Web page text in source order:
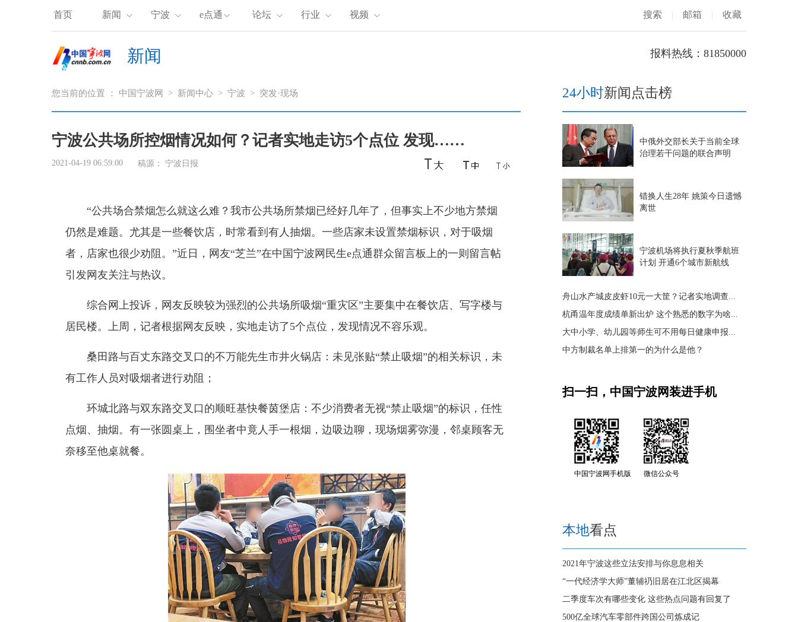
首页 新闻 宁波 e点通 论坛 行业 视频 搜索 | 邮箱 | 收藏
新闻 报料热线：81850000
您当前的位置 ： 中国宁波网 > 新闻中心 > 宁波 > 突发·现场
宁波公共场所控烟情况如何？记者实地走访5个点位 发现……
2021-04-19 06:59:00 稿源： 宁波日报
“公共场合禁烟怎么就这么难？我市公共场所禁烟已经好几年了，但事实上不少地方禁烟
仍然是难题。尤其是一些餐饮店，时常看到有人抽烟。一些店家未设置禁烟标识，对于吸烟
者，店家也很少劝阻。”近日，网友“芝兰”在中国宁波网民生e点通群众留言板上的一则留言帖
引发网友关注与热议。
综合网上投诉，网友反映较为强烈的公共场所吸烟“重灾区”主要集中在餐饮店、写字楼与
居民楼。上周，记者根据网友反映，实地走访了5个点位，发现情况不容乐观。
桑田路与百丈东路交叉口的不万能先生市井火锅店：未见张贴“禁止吸烟”的相关标识，未
有工作人员对吸烟者进行劝阻；
环城北路与双东路交叉口的顺旺基快餐茵堡店：不少消费者无视“禁止吸烟”的标识，任性
点烟、抽烟。有一张圆桌上，围坐者中竟人手一根烟，边吸边聊，现场烟雾弥漫，邻桌顾客无
奈移至他桌就餐。
24小时新闻点击榜
中俄外交部长关于当前全球
治理若干问题的联合声明
错换人生28年 姚策今日遗憾
离世
宁波机场将执行夏秋季航班
计划 开通6个城市新航线
舟山水产城皮皮虾10元一大筐？记者实地调查...
杭甬温年度成绩单新出炉 这个熟悉的数字为啥...
大中小学、幼儿园等师生可不用每日健康申报...
中方制裁名单上排第一的为什么是他？
扫一扫，中国宁波网装进手机
中国宁波网手机版 微信公众号
本地看点
2021年宁波这些立法安排与你息息相关
“一代经济学大师”董辅礽旧居在江北区揭幕
二季度车次有哪些变化 这些热点问题有回复了
500亿全球汽车零部件跨国公司炼成记